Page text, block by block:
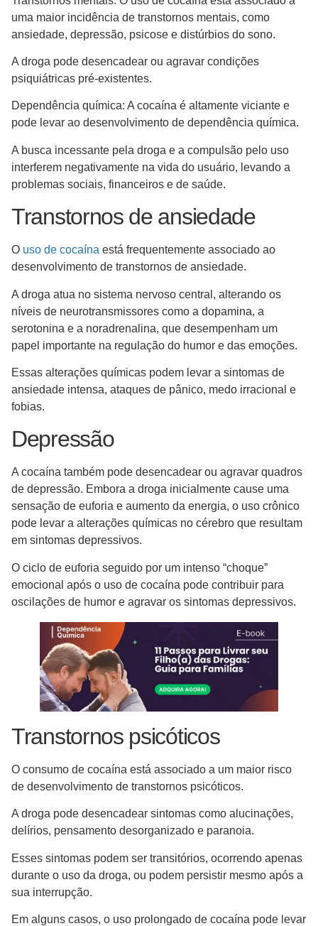
uma maior incidência de transtornos mentais, como
ansiedade, depressão, psicose e distúrbios do sono.
A droga pode desencadear ou agravar condições
psiquiátricas pré-existentes.
Dependência química: A cocaína é altamente viciante e
pode levar ao desenvolvimento de dependência química.
A busca incessante pela droga e a compulsão pelo uso
interferem negativamente na vida do usuário, levando a
problemas sociais, financeiros e de saúde.
Transtornos de ansiedade
O uso de cocaína está frequentemente associado ao
desenvolvimento de transtornos de ansiedade.
A droga atua no sistema nervoso central, alterando os
níveis de neurotransmissores como a dopamina, a
serotonina e a noradrenalina, que desempenham um
papel importante na regulação do humor e das emoções.
Essas alterações químicas podem levar a sintomas de
ansiedade intensa, ataques de pânico, medo irracional e
fobias.
Depressão
A cocaína também pode desencadear ou agravar quadros
de depressão. Embora a droga inicialmente cause uma
sensação de euforia e aumento da energia, o uso crônico
pode levar a alterações químicas no cérebro que resultam
em sintomas depressivos.
O ciclo de euforia seguido por um intenso “choque”
emocional após o uso de cocaína pode contribuir para
oscilações de humor e agravar os sintomas depressivos.
Transtornos psicóticos
O consumo de cocaína está associado a um maior risco
de desenvolvimento de transtornos psicóticos.
A droga pode desencadear sintomas como alucinações,
delírios, pensamento desorganizado e paranoia.
Esses sintomas podem ser transitórios, ocorrendo apenas
durante o uso da droga, ou podem persistir mesmo após a
sua interrupção.
Em alguns casos, o uso prolongado de cocaína pode levar